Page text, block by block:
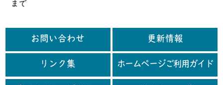
まで
お問い合わせ 更新情報
リンク集 ホームページご利用ガイド